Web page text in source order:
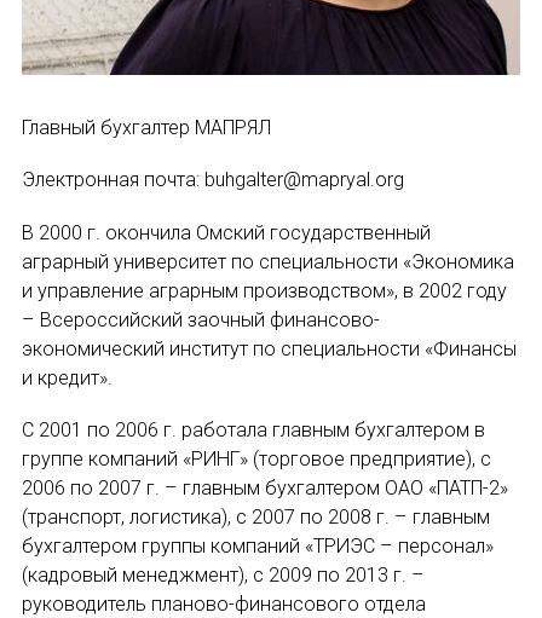
Медаль А. С. Пушкина
Оплата членских взносов МАПРЯЛ
МЕРОПРИЯТИЯ
Мероприятия МАПРЯЛ на 2026 год
50 лет МАПРЯЛ
Архив мероприятий
НОВОСТИ
XIII КОНГРЕСС МАПРЯЛ
XIV КОНГРЕСС МАПРЯЛ
XV КОНГРЕСС МАПРЯЛ
Главный бухгалтер МАПРЯЛ
Электронная почта: buhgalter@mapryal.org
В 2000 г. окончила Омский государственный
аграрный университет по специальности «Экономика
и управление аграрным производством», в 2002 году
– Всероссийский заочный финансово-
экономический институт по специальности «Финансы
и кредит».
С 2001 по 2006 г. работала главным бухгалтером в
группе компаний «РИНГ» (торговое предприятие), с
2006 по 2007 г. – главным бухгалтером ОАО «ПАТП-2»
(транспорт, логистика), с 2007 по 2008 г. – главным
бухгалтером группы компаний «ТРИЭС – персонал»
(кадровый менеджмент), с 2009 по 2013 г. –
руководитель планово-финансового отдела
ИМЯ
E-MAIL
СООБЩЕНИЕ